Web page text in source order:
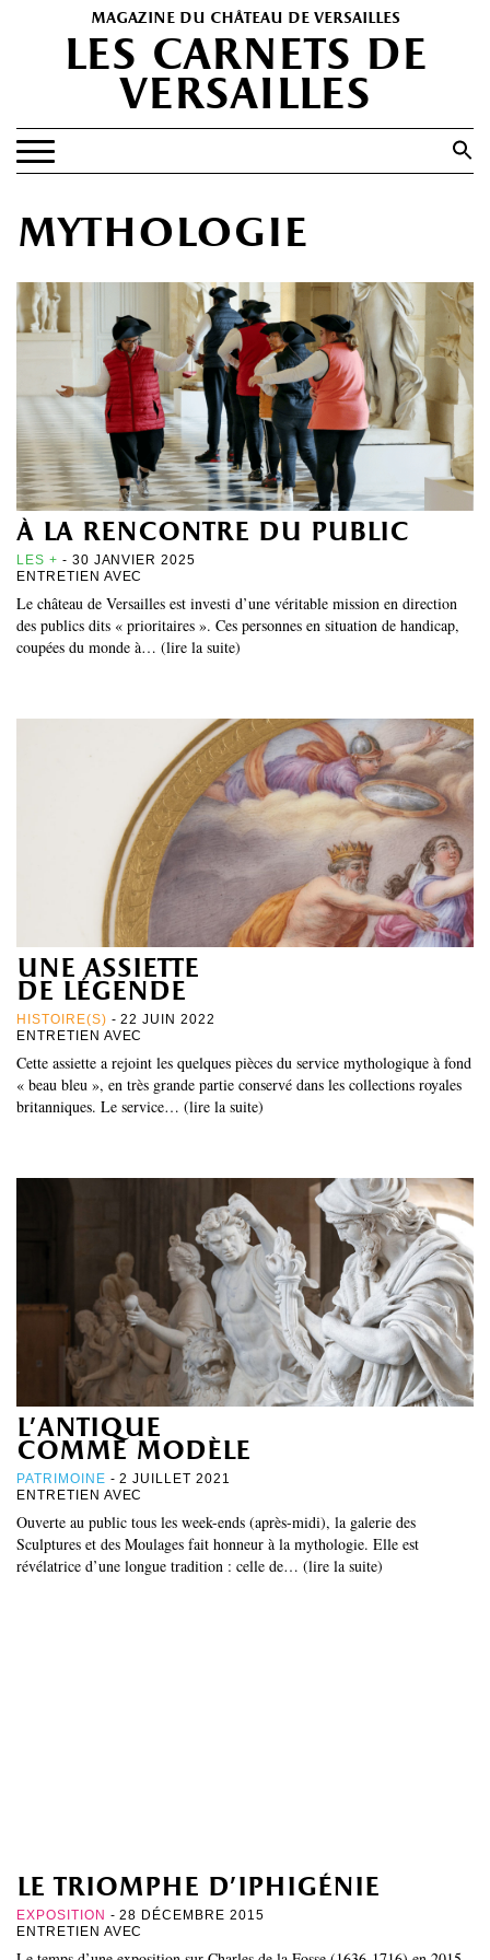
magazine du château de versailles
les carnets de
versailles
Search Button
PATRIMOINE
SPECTACLES
PORTFOLIOS
HISTOIRE(S)
LES +
ABONNEMENT GRATUIT AU MAGAZINE
mythologie
à la rencontre du public
LES + - 30 JANVIER 2025
ENTRETIEN AVEC
Le château de Versailles est investi d’une véritable mission en direction
des publics dits « prioritaires ». Ces personnes en situation de handicap,
coupées du monde à… (lire la suite)
une assiette
de légende
HISTOIRE(S) - 22 JUIN 2022
ENTRETIEN AVEC
Cette assiette a rejoint les quelques pièces du service mythologique à fond
« beau bleu », en très grande partie conservé dans les collections royales
britanniques. Le service… (lire la suite)
l’antique
comme modèle
PATRIMOINE - 2 JUILLET 2021
ENTRETIEN AVEC
Ouverte au public tous les week-ends (après-midi), la galerie des
Sculptures et des Moulages fait honneur à la mythologie. Elle est
révélatrice d’une longue tradition : celle de… (lire la suite)
le triomphe d’iphigénie
EXPOSITION - 28 DÉCEMBRE 2015
ENTRETIEN AVEC